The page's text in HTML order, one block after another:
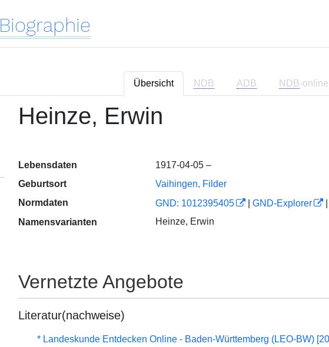
Biographie
Übersicht NDB ADB NDB-online
Heinze, Erwin
Lebensdaten
1917-04-05 –
Geburtsort
Vaihingen, Filder
Normdaten
GND: 1012395405 GND-Explorer
Namensvarianten
Heinze, Erwin
Vernetzte Angebote
Literatur(nachweise)
* Landeskunde Entdecken Online - Baden-Württemberg (LEO-BW)